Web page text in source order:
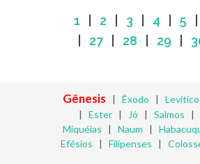
1 2 3 4 5
27| 28 29
Gênesis | Êxodo | Levítico
| Ester| Jó | Salmos |
Miquéias | Naum |
Efésios | Filipenses |